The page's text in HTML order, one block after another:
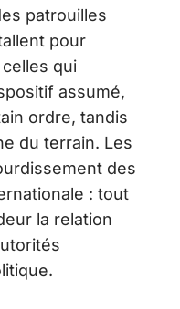
patrouilles
pour
qui
assumé,
ordre, tandis
du terrain. Les
des
: tout
la relation